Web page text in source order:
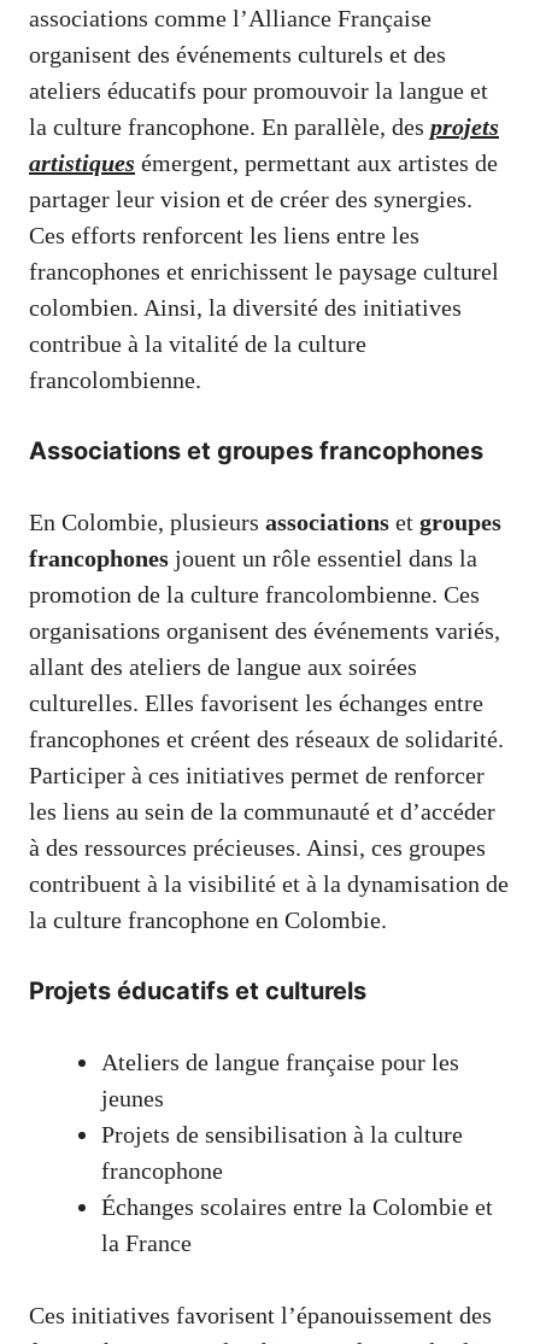
associations comme l’Alliance Française
organisent des événements culturels et des
ateliers éducatifs pour promouvoir la langue et
la culture francophone. En parallèle, des projets
artistiques émergent, permettant aux artistes de
partager leur vision et de créer des synergies.
Ces efforts renforcent les liens entre les
francophones et enrichissent le paysage culturel
colombien. Ainsi, la diversité des initiatives
contribue à la vitalité de la culture
francolombienne.
Associations et groupes francophones
En Colombie, plusieurs associations et groupes
francophones jouent un rôle essentiel dans la
promotion de la culture francolombienne. Ces
organisations organisent des événements variés,
allant des ateliers de langue aux soirées
culturelles. Elles favorisent les échanges entre
francophones et créent des réseaux de solidarité.
Participer à ces initiatives permet de renforcer
les liens au sein de la communauté et d’accéder
à des ressources précieuses. Ainsi, ces groupes
contribuent à la visibilité et à la dynamisation de
la culture francophone en Colombie.
Projets éducatifs et culturels
Ateliers de langue française pour les
jeunes
Projets de sensibilisation à la culture
francophone
Échanges scolaires entre la Colombie et
la France
Ces initiatives favorisent l’épanouissement des